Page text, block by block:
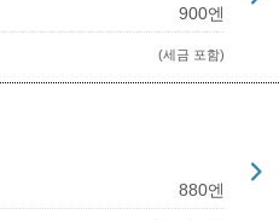
900엔
(세금 포함)
880엔